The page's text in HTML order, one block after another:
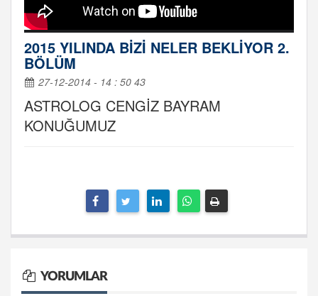
2015 YILINDA BİZİ NELER BEKLİYOR 2.
BÖLÜM
27-12-2014 - 14 : 50 43
ASTROLOG CENGİZ BAYRAM
KONUĞUMUZ
YORUMLAR